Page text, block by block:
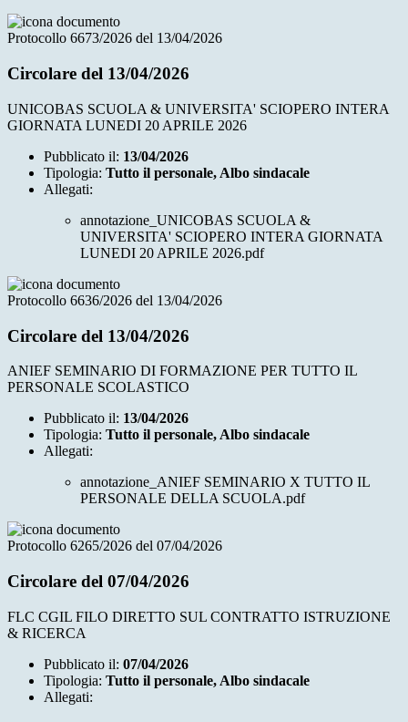
Protocollo 6673/2026 del 13/04/2026
Circolare del 13/04/2026
UNICOBAS SCUOLA & UNIVERSITA' SCIOPERO INTERA
GIORNATA LUNEDI 20 APRILE 2026
Pubblicato il: 13/04/2026
Tipologia: Tutto il personale, Albo sindacale
Allegati:
annotazione_UNICOBAS SCUOLA &
UNIVERSITA' SCIOPERO INTERA GIORNATA
LUNEDI 20 APRILE 2026.pdf
Protocollo 6636/2026 del 13/04/2026
Circolare del 13/04/2026
ANIEF SEMINARIO DI FORMAZIONE PER TUTTO IL
PERSONALE SCOLASTICO
Pubblicato il: 13/04/2026
Tipologia: Tutto il personale, Albo sindacale
Allegati:
annotazione_ANIEF SEMINARIO X TUTTO IL
PERSONALE DELLA SCUOLA.pdf
Protocollo 6265/2026 del 07/04/2026
Circolare del 07/04/2026
FLC CGIL FILO DIRETTO SUL CONTRATTO ISTRUZIONE
& RICERCA
Pubblicato il: 07/04/2026
Tipologia: Tutto il personale, Albo sindacale
Allegati: